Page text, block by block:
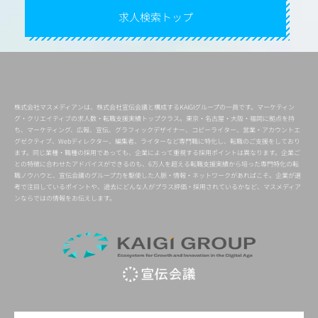
求人検索トップ
株式会社マスメディアンは、株式会社宣伝会議と構成するKAIGIグループの一員です。マーケティン
グ・クリエイティブの求人数・転職支援実績トップクラス。東京・名古屋・大阪・福岡に拠点を持
ち、マーケティング、広報、宣伝、グラフィックデザイナー、コピーライター、営業・アカウントエ
グゼクティブ、Webディレクター、編集者、ライターなど専門職に特化し、転職のご支援をしており
ます。同じ業種・職種の採用であっても、企業によって重視する採用ポイントは異なります。企業ご
との特徴に合わせたアドバイスができるのも、6万人を超える転職支援実績から培った専門特化の転
職ノウハウと、宣伝会議のグループ力を駆使した人脈・情報・ネットワークがあればこそ。企業が選
考で注目しているポイントや、過去にどんな人がプラス評価・採用されているかなど、マスメディア
ンならではの情報をお伝えします。